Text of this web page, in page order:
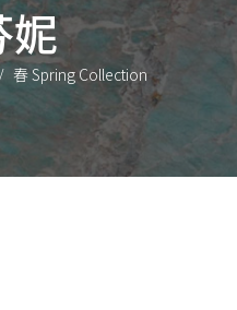
妮
春 Spring Collection